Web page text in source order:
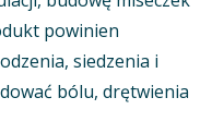
powinien
siedzenia i
bólu, drętwienia